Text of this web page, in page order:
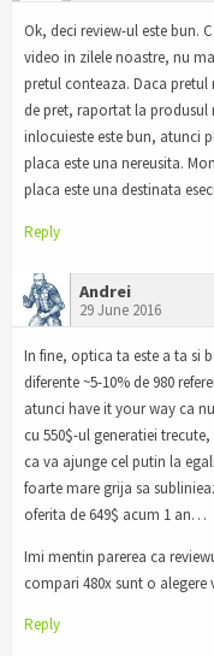
Ok, deci review-ul este bun.
video in zilele noastre, nu
pretul conteaza. Daca
de pret, raportat la
inlocuieste este bun, atunci
placa este una nereusita.
placa este una destinata
Reply
Andrei
29 June 2016
In fine, optica ta este a ta si
diferente ~5-10% de 980
atunci have it your way ca
cu 550$-ul generatiei
ca va ajunge cel putin la
foarte mare grija sa
oferita de 649$ acum 1 an…
Imi mentin parerea ca
compari 480x sunt o
Reply